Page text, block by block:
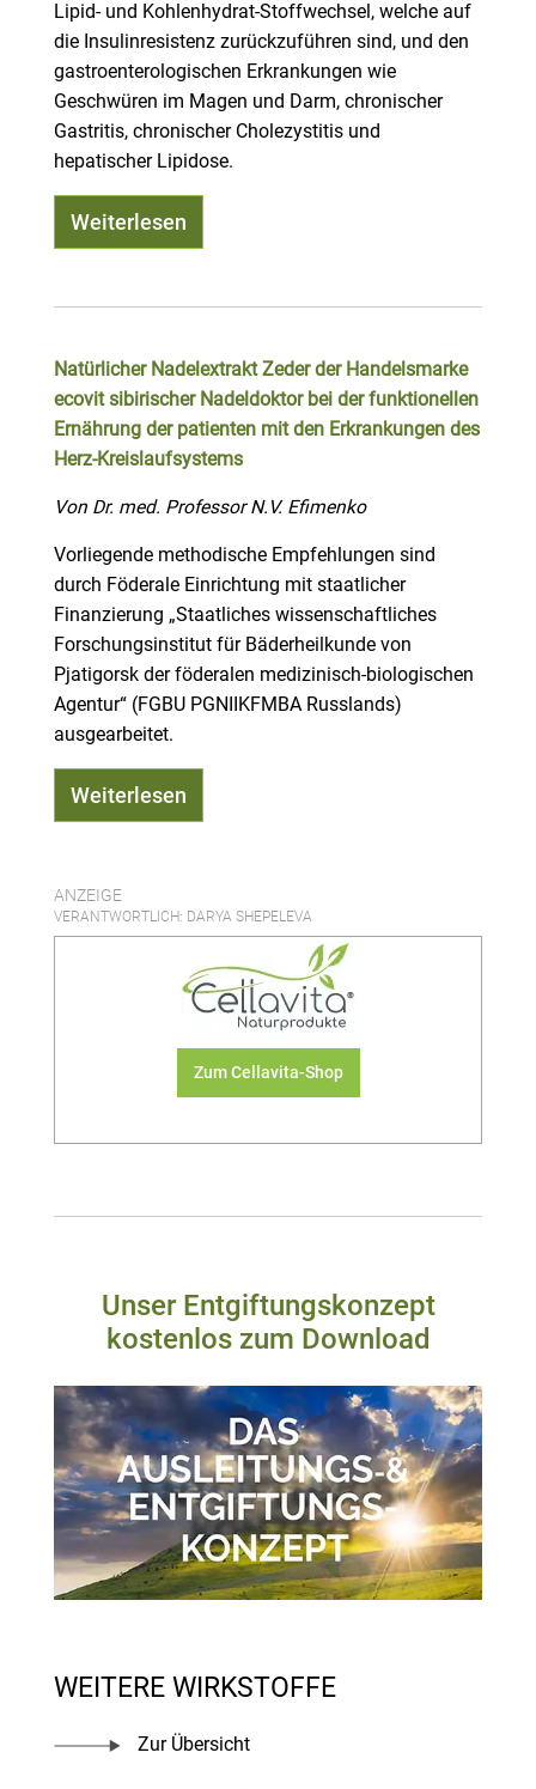
Lipid- und Kohlenhydrat-Stoffwechsel, welche auf
die Insulinresistenz zurückzuführen sind, und den
gastroenterologischen Erkrankungen wie
Geschwüren im Magen und Darm, chronischer
Gastritis, chronischer Cholezystitis und
hepatischer Lipidose.
Weiterlesen
Natürlicher Nadelextrakt Zeder der Handelsmarke
ecovit sibirischer Nadeldoktor bei der funktionellen
Ernährung der patienten mit den Erkrankungen des
Herz-Kreislaufsystems
Von Dr. med. Professor N.V. Efimenko
Vorliegende methodische Empfehlungen sind
durch Föderale Einrichtung mit staatlicher
Finanzierung „Staatliches wissenschaftliches
Forschungsinstitut für Bäderheilkunde von
Pjatigorsk der föderalen medizinisch-biologischen
Agentur“ (FGBU PGNIIKFMBA Russlands)
ausgearbeitet.
Weiterlesen
ANZEIGE
VERANTWORTLICH: DARYA SHEPELEVA
Zum Cellavita-Shop
Unser Entgiftungskonzept
kostenlos zum Download
WEITERE WIRKSTOFFE
Zur Übersicht